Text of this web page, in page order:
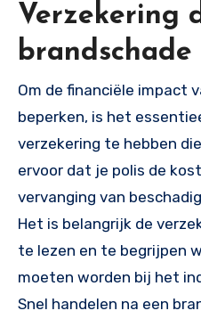
Verzekering
brandschade
Om de financiële impact
beperken, is het
verzekering te hebben
ervoor dat je polis de
vervanging van
Het is belangrijk de
te lezen en te begrijpen
moeten worden bij het
Snel handelen na een